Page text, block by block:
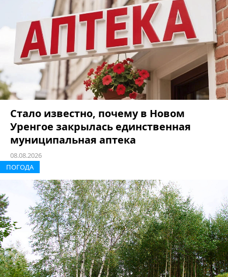
Стало известно, почему в Новом
Уренгое закрылась единственная
муниципальная аптека
08.08.2026
ПОГОДА